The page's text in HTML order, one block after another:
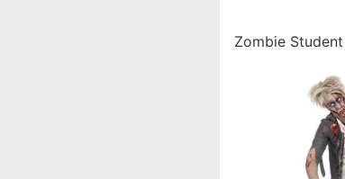
Zombie Student